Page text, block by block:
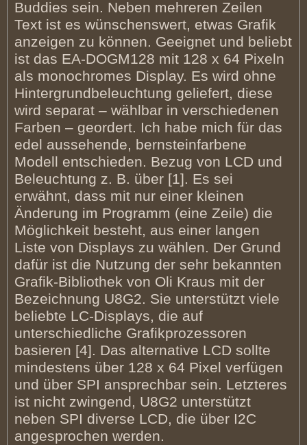
Buddies sein. Neben mehreren Zeilen
Text ist es wünschenswert, etwas Grafik
anzeigen zu können. Geeignet und beliebt
ist das EA-DOGM128 mit 128 x 64 Pixeln
als monochromes Display. Es wird ohne
Hintergrundbeleuchtung geliefert, diese
wird separat – wählbar in verschiedenen
Farben – geordert. Ich habe mich für das
edel aussehende, bernsteinfarbene
Modell entschieden. Bezug von LCD und
Beleuchtung z. B. über [1]. Es sei
erwähnt, dass mit nur einer kleinen
Änderung im Programm (eine Zeile) die
Möglichkeit besteht, aus einer langen
Liste von Displays zu wählen. Der Grund
dafür ist die Nutzung der sehr bekannten
Grafik-Bibliothek von Oli Kraus mit der
Bezeichnung U8G2. Sie unterstützt viele
beliebte LC-Displays, die auf
unterschiedliche Grafikprozessoren
basieren [4]. Das alternative LCD sollte
mindestens über 128 x 64 Pixel verfügen
und über SPI ansprechbar sein. Letzteres
ist nicht zwingend, U8G2 unterstützt
neben SPI diverse LCD, die über I2C
angesprochen werden.